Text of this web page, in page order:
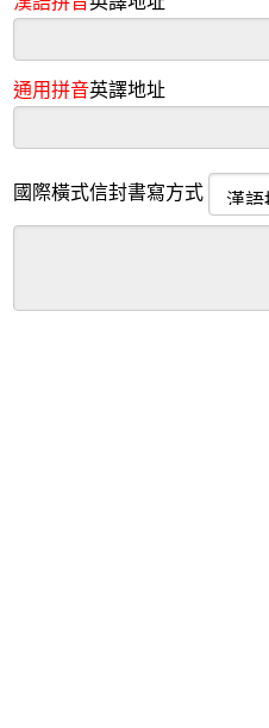
通用拼音英譯地址
國際橫式信封書寫方式